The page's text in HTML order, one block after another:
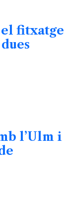
fitxatge
l’Ulm i